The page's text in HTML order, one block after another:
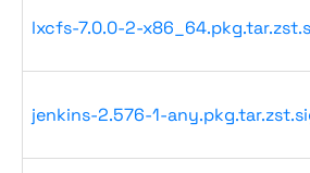
lxcfs-7.0.0-2-
jenkins-2.576-1-